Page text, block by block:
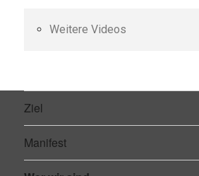
Weitere Videos
Ziel
Manifest